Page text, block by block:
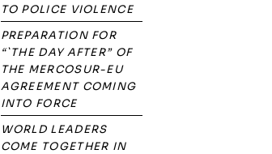
TO POLICE VIOLENCE
PREPARATION FOR
“`THE DAY AFTER” OF
THE MERCOSUR-EU
AGREEMENT COMING
INTO FORCE
WORLD LEADERS
COME TOGETHER IN